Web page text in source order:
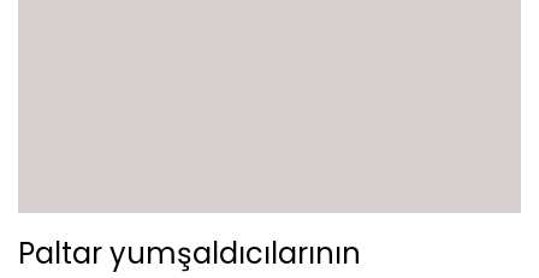
Paltar yumşaldıcılarının